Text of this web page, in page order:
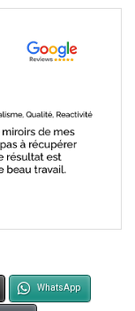
WhatsApp